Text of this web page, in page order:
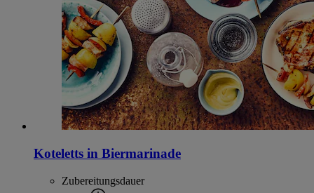
Koteletts in Biermarinade
Zubereitungsdauer